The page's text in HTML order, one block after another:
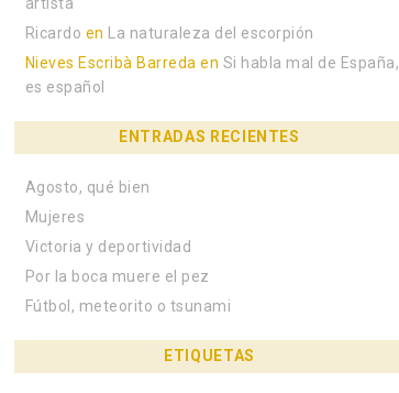
artista
Ricardo en La naturaleza del escorpión
Nieves Escribà Barreda en Si habla mal de España,
es español
ENTRADAS RECIENTES
Agosto, qué bien
Mujeres
Victoria y deportividad
Por la boca muere el pez
Fútbol, meteorito o tsunami
ETIQUETAS